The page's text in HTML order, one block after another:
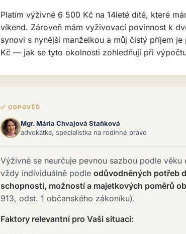
Platím výživné 6 500 Kč na 14leté dítě, které
víkend. Zároveň mám vyživovací povinnost k
synovi s nynější manželkou a můj čistý příjem
Kč — jak se tyto okolnosti zohledňují při
✅ ODPOVĚĎ
Mgr. Mária Chvajová Staňková
advokátka, specialistka na rodinné právo
Výživné se neurčuje pevnou sazbou podle věku
vždy individuálně podle odůvodněných potřeb
schopností, možností a majetkových poměrů
913, odst. 1 občanského zákoníku).
Faktory relevantní pro Vaši situaci: